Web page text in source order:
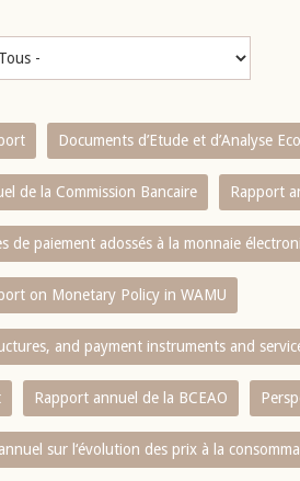
Documents d’Etude et d’Analyse
de la Commission Bancaire Rapport
de paiement adossés à la monnaie
on Monetary Policy in WAMU
and payment instruments and
Rapport annuel de la BCEAO
sur l‘évolution des prix à la